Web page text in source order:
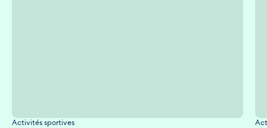
Activités sportives